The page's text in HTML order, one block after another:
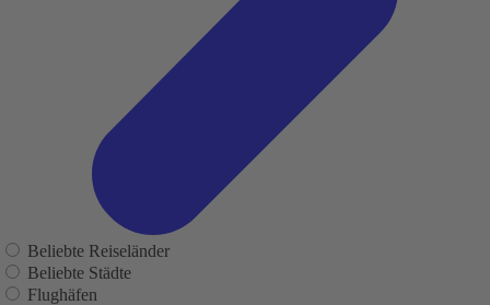
Beliebte Reiseländer
Beliebte Städte
Flughäfen